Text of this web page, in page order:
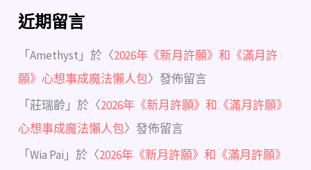
近期留言
「Amethyst 」於〈2026年《新月許願》和《滿月許
願》心想事成魔法懶人包〉發佈留言
「莊瑞齡 」於〈2026年《新月許願》和《滿月許願》
心想事成魔法懶人包〉發佈留言
「Wia Pai 」於〈2026年《新月許願》和《滿月許願》